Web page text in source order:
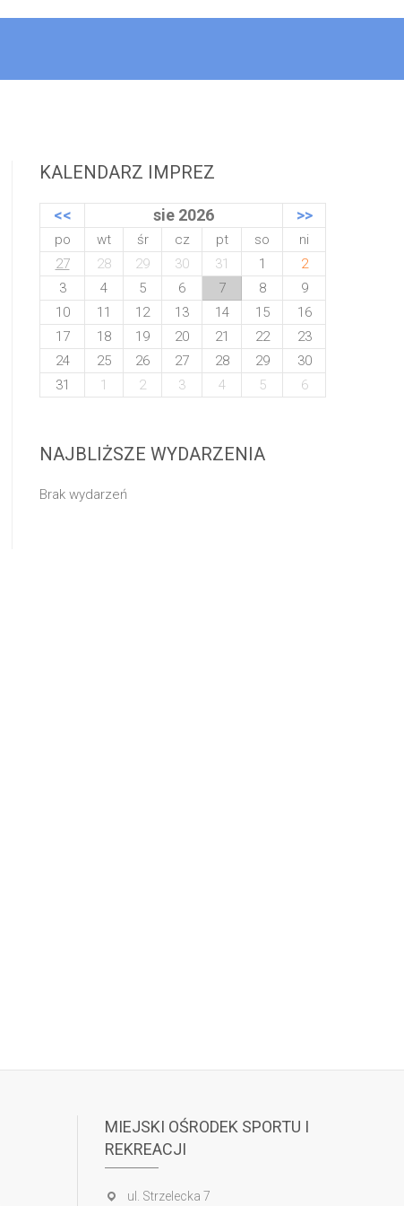
KALENDARZ IMPREZ
<< sie 2026 >>
po wt śr cz pt so
ni
27
28 29 30 31 1
2
3
4 5 6 7 8
9
10
11 12 13 14 15
16
17
18 19 20 21 22
23
24
25 26 27 28 29
30
31
1 2 3 4 5 6
NAJBLIŻSZE WYDARZENIA
Brak wydarzeń
MIEJSKI OŚRODEK SPORTU I
REKREACJI
ul. Strzelecka 7